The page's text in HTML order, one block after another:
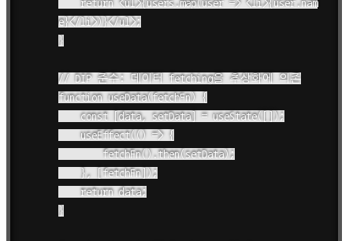
e}</li>)}</ul>;
}
// DIP 준수: 데이터 fetching을 추상화에 의존
function useData(fetchFn) {
}